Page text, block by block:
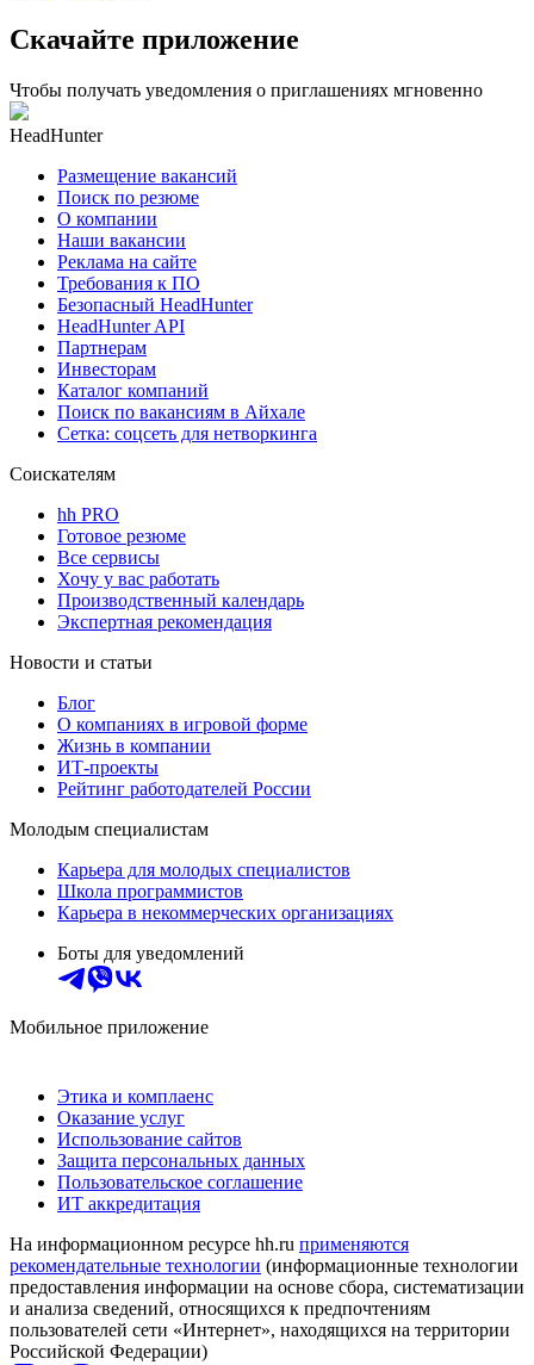
Скачайте приложение
Чтобы получать уведомления о приглашениях мгновенно
HeadHunter
Размещение вакансий
Поиск по резюме
О компании
Наши вакансии
Реклама на сайте
Требования к ПО
Безопасный HeadHunter
HeadHunter API
Партнерам
Инвесторам
Каталог компаний
Поиск по вакансиям в Айхале
Сетка: соцсеть для нетворкинга
Соискателям
hh PRO
Готовое резюме
Все сервисы
Хочу у вас работать
Производственный календарь
Экспертная рекомендация
Новости и статьи
Блог
О компаниях в игровой форме
Жизнь в компании
ИТ-проекты
Рейтинг работодателей России
Молодым специалистам
Карьера для молодых специалистов
Школа программистов
Карьера в некоммерческих организациях
Боты для уведомлений
Мобильное приложение
Этика и комплаенс
Оказание услуг
Использование сайтов
Защита персональных данных
Пользовательское соглашение
ИТ аккредитация
На информационном ресурсе hh.ru применяются
рекомендательные технологии (информационные технологии
предоставления информации на основе сбора, систематизации
и анализа сведений, относящихся к предпочтениям
пользователей сети «Интернет», находящихся на территории
Российской Федерации)